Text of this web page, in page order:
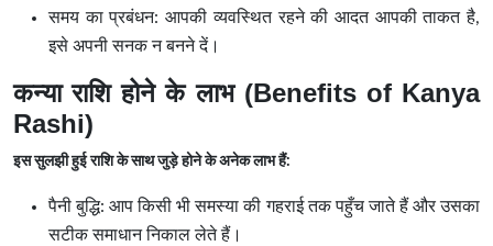
समय का प्रबंधन: आपकी व्यवस्थित रहने की आदत आपकी ताकत है,
इसे अपनी सनक न बनने दें।
कन्या राशि होने के लाभ (Benefits of Kanya
Rashi)
इस सुलझी हुई राशि के साथ जुड़े होने के अनेक लाभ हैं:
पैनी बुद्धि: आप किसी भी समस्या की गहराई तक पहुँच जाते हैं और उसका
सटीक समाधान निकाल लेते हैं।